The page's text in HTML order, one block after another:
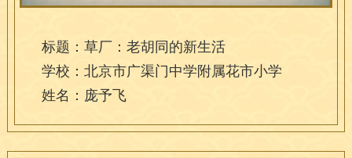
标题：草厂：老胡同的新生活
学校：北京市广渠门中学附属花市小学
姓名：庞予飞